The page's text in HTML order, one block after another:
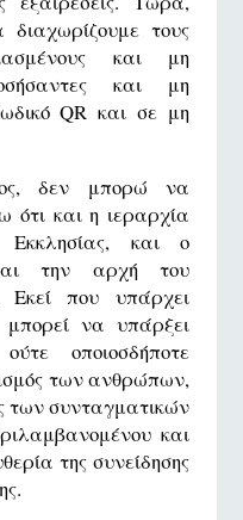
τους
και μη
και μη
QR και σε μη
δεν μπορώ να
και η ιεραρχία
Εκκλησίας, και ο
την αρχή του
Εκεί που υπάρχει
μπορεί να υπάρξει
οποιοσδήποτε
των ανθρώπων,
των συνταγματικών
και
της συνείδησης